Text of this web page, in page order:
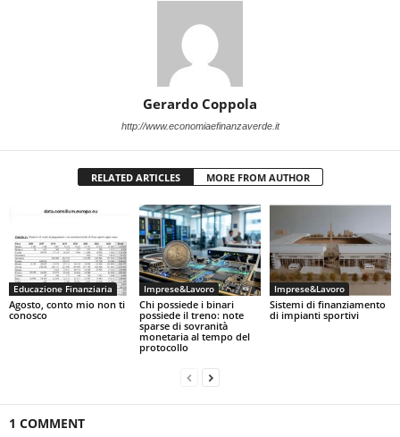
Gerardo Coppola
http://www.economiaefinanzaverde.it
RELATED ARTICLES MORE FROM AUTHOR
Educazione Finanziaria
Agosto, conto mio non ti
conosco
Imprese&Lavoro
Chi possiede i binari
possiede il treno: note
sparse di sovranità
monetaria al tempo del
protocollo
Imprese&Lavoro
Sistemi di finanziamento
di impianti sportivi
1 COMMENT